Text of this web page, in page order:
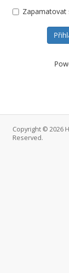
Zapamatovat
Copyright © 2026
Reserved.